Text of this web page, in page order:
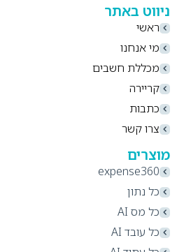
ניווט באתר
ראשי
מי אנחנו
מכללת חשבים
קריירה
כתבות
צרו קשר
מוצרים
expense360
כל נתון
כל מס AI
כל עובד AI